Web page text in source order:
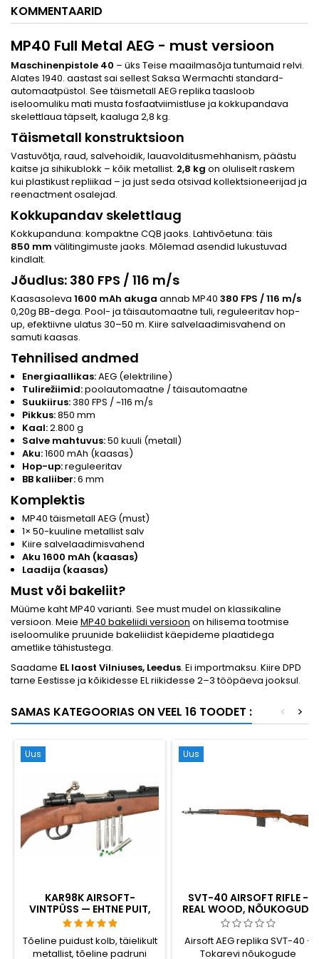
KOMMENTAARID
MP40 Full Metal AEG - must versioon
Maschinenpistole 40 – üks Teise maailmasõja tuntumaid relvi.
Alates 1940. aastast sai sellest Saksa Wermachti standard-
automaatpüstol. See täismetall AEG replika taasloob
iseloomuliku mati musta fosfaatviimistluse ja kokkupandava
skelettlaua täpselt, kaaluga 2,8 kg.
Täismetall konstruktsioon
Vastuvõtja, raud, salvehoidik, lauavolditusmehhanism, päästu
kaitse ja sihikublokk – kõik metallist. 2,8 kg on oluliselt raskem
kui plastikust repliikad – ja just seda otsivad kollektsioneerijad ja
reenactment osalejad.
Kokkupandav skelettlaug
Kokkupanduna: kompaktne CQB jaoks. Lahtivõetuna: täis
850 mm välitingimuste jaoks. Mõlemad asendid lukustuvad
kindlalt.
Jõudlus: 380 FPS / 116 m/s
Kaasasoleva 1600 mAh akuga annab MP40 380 FPS / 116 m/s
0,20g BB-dega. Pool- ja täisautomaatne tuli, reguleeritav hop-
up, efektiivne ulatus 30–50 m. Kiire salvelaadimisvahend on
samuti kaasas.
Tehnilised andmed
Energiaallikas:AEG (elektriline)
Tulirežiimid:poolautomaatne / täisautomaatne
Suukiirus:380 FPS / ~116 m/s
Pikkus:850 mm
Kaal:2.800 g
Salve mahtuvus:50 kuuli (metall)
Aku:1600 mAh (kaasas)
Hop-up:reguleeritav
BB kaliiber:6 mm
Komplektis
MP40 täismetall AEG (must)
1× 50-kuuline metallist salv
Kiire salvelaadimisvahend
Aku 1600 mAh (kaasas)
Laadija (kaasas)
Must või bakeliit?
Müüme kaht MP40 varianti. See must mudel on klassikaline
versioon. Meie MP40 bakeliidi versioon on hilisema tootmise
iseloomulike pruunide bakeliidist käepideme plaatidega
ametlike tähistustega.
Saadame EL laost Vilniuses, Leedus. Ei importmaksu. Kiire DPD
tarne Eestisse ja kõikidesse EL riikidesse 2–3 tööpäeva jooksul.
SAMAS KATEGOORIAS ON VEEL 16 TOODET : >
<
Uus
KAR98K AIRSOFT-
VINTPÜSS — EHTNE PUIT,
PADRUNITE
VÄLJUTAMISEGA, TEISE
MAAILMASÕJA AEGNE
SAKSA SÕJAVÄEVINTPÜSS
Tõeline puidust kolb, täielikult
metallist, tõeline padruni
Uus
SVT-40 AIRSOFT RIFLE -
REAL WOOD, NÕUKOGUDE
ISELAETAV II MAAILMASÕJA
PÜSS
Airsoft AEG replika SVT-40 -
Tokarevi nõukogude